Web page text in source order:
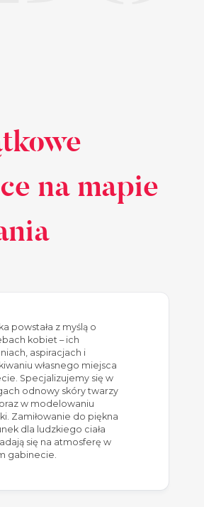
na mapie
powstała z myślą o
kobiet – ich
aspiracjach i
własnego miejsca
Specjalizujemy się w
odnowy skóry twarzy
oraz w modelowaniu
Zamiłowanie do piękna
dla ludzkiego ciała
się na atmosferę w
gabinecie.